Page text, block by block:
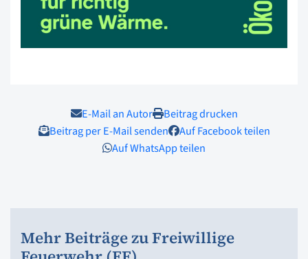
E-Mail an Autor
Beitrag drucken
Beitrag per E-Mail senden
Auf Facebook teilen
Auf WhatsApp teilen
Mehr Beiträge zu Freiwillige